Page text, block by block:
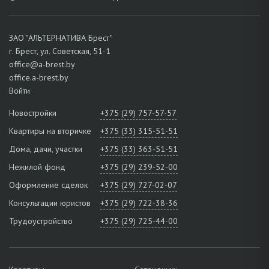
ЗАО "АЛЬТЕРНАТИВА Брест"
г. Брест, ул. Советская, 51-1
office@a-brest.by
office.a-brest.by
Войти
Новостройки
+375 (29) 757-57-57
Квартиры на вторичке
+375 (33) 315-51-51
Дома, дачи, участки
+375 (33) 363-51-51
Нежилой фонд
+375 (29) 239-52-00
Оформление сделок
+375 (29) 727-02-07
Консультации юристов
+375 (29) 722-38-36
Трудоустройство
+375 (29) 725-44-00